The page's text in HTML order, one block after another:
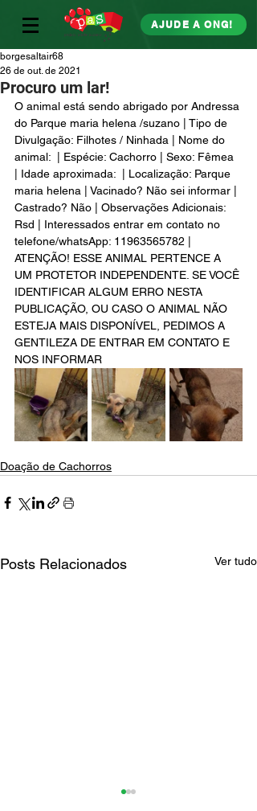
AJUDE A ONG!
Procuro um lar!
borgesaltair68
26 de out. de 2021
O animal está sendo abrigado por Andressa
do Parque maria helena /suzano | Tipo de
Divulgação: Filhotes / Ninhada | Nome do
animal:  | Espécie: Cachorro | Sexo: Fêmea
| Idade aproximada:  | Localização: Parque
maria helena | Vacinado? Não sei informar |
Castrado? Não | Observações Adicionais:
Rsd | Interessados entrar em contato no
telefone/whatsApp: 11963565782 |
ATENÇÃO! ESSE ANIMAL PERTENCE A
UM PROTETOR INDEPENDENTE. SE VOCÊ
IDENTIFICAR ALGUM ERRO NESTA
PUBLICAÇÃO, OU CASO O ANIMAL NÃO
ESTEJA MAIS DISPONÍVEL, PEDIMOS A
GENTILEZA DE ENTRAR EM CONTATO E
NOS INFORMAR
Doação de Cachorros
Posts Relacionados Ver tudo